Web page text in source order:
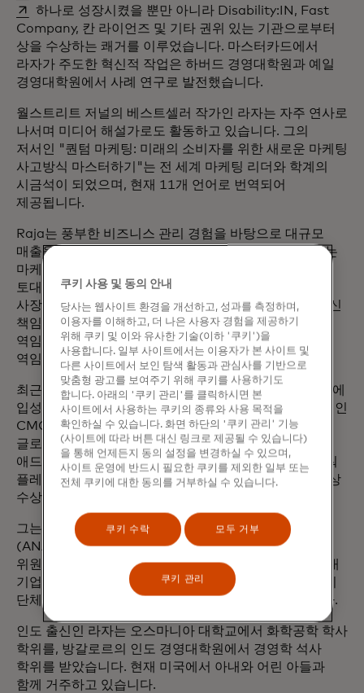
하나로 성장시켰을 뿐만 아니라 Disability:IN, Fast
Company, 칸 라이언즈 및 기타 권위 있는 기관으로부터
상을 수상하는 쾌거를 이루었습니다. 마스터카드에서
라자가 주도한 혁신적 작업은 하버드 경영대학원과 예일
경영대학원에서 사례 연구로 발전했습니다.
월스트리트 저널의 베스트셀러 작가인 라자는 자주 연사로
나서며 미디어 해설가로도 활동하고 있습니다. 그의
저서인 "퀀텀 마케팅: 미래의 소비자를 위한 새로운 마케팅
사고방식 마스터하기"는 전 세계 마케팅 리더와 학계의
시금석이 되었으며, 현재 11개 언어로 번역되어
제공됩니다.
Raja는 풍부한 비즈니스 관리 경험을 바탕으로 대규모
매출을 창출하는 조직을 이끌며 경력을 쌓았습니다. 이는
마케팅이 성장의 원동력이 될 수 있도록 하는 중요한
토대가 되었습니다. 이전에는 마스터카드의 의료 부문
사장, 의료 보험 회사 Elevance(구 Anthem)의 최고 혁신
책임자, Humana의 최고 혁신 및 마케팅 책임자 등을
역임했습니다. 유니레버와 씨티은행에서 고위 관리직을
역임했습니다.
최근 마케팅 명예의 전당과 포브스의 CMO 명예의 전당에
입성한 라자는 비즈니스 인사이더가 선정한 가장 혁신적인
CMO에 7번이나 이름을 올렸습니다. 또한 WFA 올해의
글로벌 마케터, 뉴욕 광고 클럽이 선정한 올해의 광고인,
애드위크의 브랜드 지니어스, 빌보드의 최고 브랜딩 파워
플레이어, 패션 그룹 인터내셔널의 테크 및 브랜드 혁신상
수상자 등 다양한 수상 경력을 보유하고 있습니다.
그는 세계광고주연맹(WFA) 회장이며 미국광고주협회
(ANA), 광고위원회, 예일 경영대학원 소비자 인사이트
위원회 이사로 활동하고 있습니다. 그는 미국 포춘 500대
기업(NYSE: PPL), 뉴욕시티발레단, 신트리퓨즈, 비영리
단체인 봉시쿠어 머시 헬스의 이사로 활동하고 있습니다.
인도 출신인 라자는 오스마니아 대학교에서 화학공학 학사
학위를, 방갈로르의 인도 경영대학원에서 경영학 석사
학위를 받았습니다. 현재 미국에서 아내와 어린 아들과
함께 거주하고 있습니다.
쿠키 사용 및 동의 안내
당사는 웹사이트 환경을 개선하고, 성과를 측정하며,
이용자를 이해하고, 더 나은 사용자 경험을 제공하기
위해 쿠키 및 이와 유사한 기술(이하 '쿠키')을
사용합니다. 일부 사이트에서는 이용자가 본 사이트 및
다른 사이트에서 보인 탐색 활동과 관심사를 기반으로
맞춤형 광고를 보여주기 위해 쿠키를 사용하기도
합니다. 아래의 '쿠키 관리'를 클릭하시면 본
사이트에서 사용하는 쿠키의 종류와 사용 목적을
확인하실 수 있습니다. 화면 하단의 '쿠키 관리' 기능
(사이트에 따라 버튼 대신 링크로 제공될 수 있습니다)
을 통해 언제든지 동의 설정을 변경하실 수 있으며,
사이트 운영에 반드시 필요한 쿠키를 제외한 일부 또는
전체 쿠키에 대한 동의를 거부하실 수 있습니다.
쿠키 수락 모두 거부
쿠키 관리